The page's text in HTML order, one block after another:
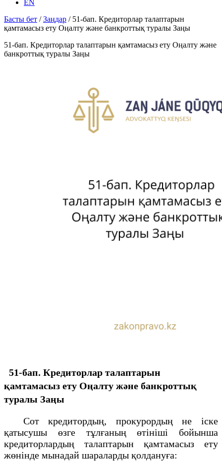
EN
Басты бет /Заңдар / 51-бап. Кредиторлар талаптарын
қамтамасыз ету Оңалту және банкроттық туралы Заңы
51-бап. Кредиторлар талаптарын қамтамасыз ету Оңалту және
банкроттық туралы Заңы
51-бап. Кредиторлар талаптарын
қамтамасыз ету Оңалту және банкроттық
туралы Заңы
Сот кредитордың, прокурордың не iске
қатысушы өзге тұлғаның өтiнiшi бойынша
кредиторлардың талаптарын қамтамасыз ету
жөнінде мынадай шараларды қолдануға: